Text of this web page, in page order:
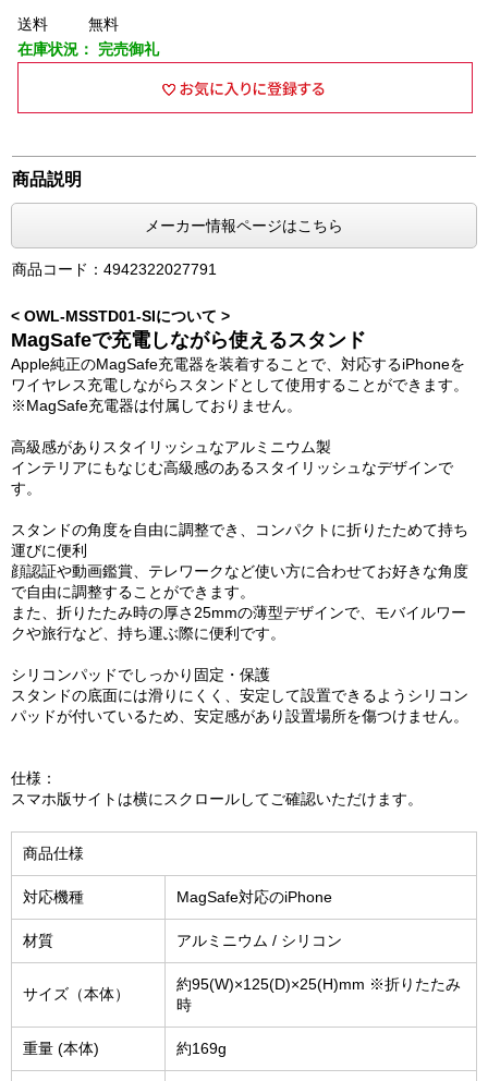
送料
無料
在庫状況： 完売御礼
商品説明
メーカー情報ページはこちら
商品コード：4942322027791
< OWL-MSSTD01-SIについて >
MagSafeで充電しながら使えるスタンド
Apple純正のMagSafe充電器を装着することで、対応するiPhoneを
ワイヤレス充電しながらスタンドとして使用することができます。
※MagSafe充電器は付属しておりません。
高級感がありスタイリッシュなアルミニウム製
インテリアにもなじむ高級感のあるスタイリッシュなデザインで
す。
スタンドの角度を自由に調整でき、コンパクトに折りたためて持ち
運びに便利
顔認証や動画鑑賞、テレワークなど使い方に合わせてお好きな角度
で自由に調整することができます。
また、折りたたみ時の厚さ25mmの薄型デザインで、モバイルワー
クや旅行など、持ち運ぶ際に便利です。
シリコンパッドでしっかり固定・保護
スタンドの底面には滑りにくく、安定して設置できるようシリコン
パッドが付いているため、安定感があり設置場所を傷つけません。
仕様：
スマホ版サイトは横にスクロールしてご確認いただけます。
商品仕様
対応機種 MagSafe対応のiPhone
材質 アルミニウム / シリコン
サイズ（本体）
約95(W)×125(D)×25(H)mm ※折りたたみ
時
重量 (本体) 約169g